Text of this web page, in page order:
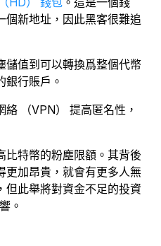
個新地址，因此黑客很難追
儲值到可以轉換爲整個代幣
銀行賬戶。
（VPN） 提高匿名性，
比特幣的粉塵限額。其背後
更加昂貴，就會有更多人無
但此舉將對資金不足的投資
。